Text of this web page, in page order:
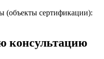
(объекты сертификации):
консультацию